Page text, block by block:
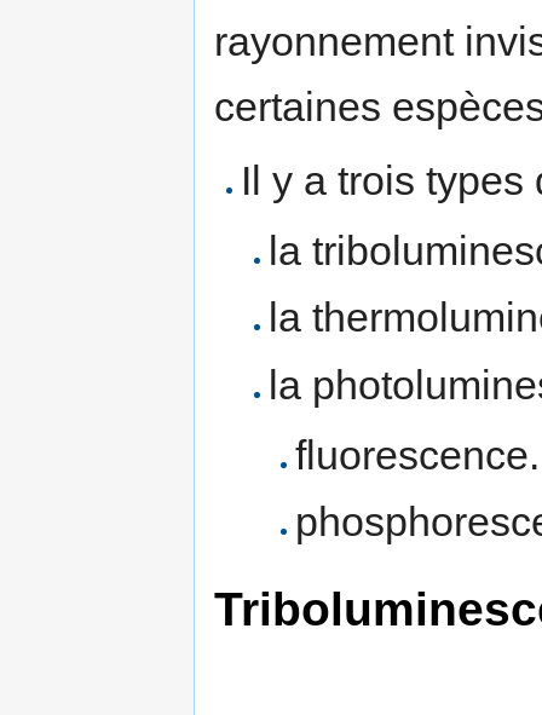
rayonnement
certaines
Il y a trois
la
la
la
fluorescence.